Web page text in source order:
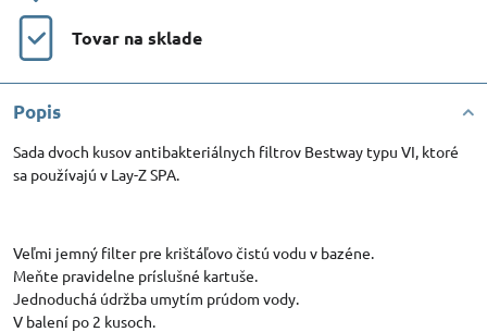
Tovar na sklade
Popis
Sada dvoch kusov antibakteriálnych filtrov Bestway typu VI, ktoré
sa používajú v Lay-Z SPA.
Veľmi jemný filter pre krištáľovo čistú vodu v bazéne.
Meňte pravidelne príslušné kartuše.
Jednoduchá údržba umytím prúdom vody.
V balení po 2 kusoch.